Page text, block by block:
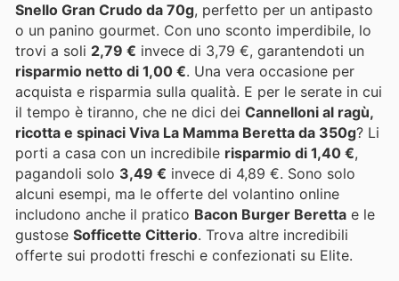
Snello Gran Crudo da 70g, perfetto per un antipasto
o un panino gourmet. Con uno sconto imperdibile, lo
trovi a soli 2,79 € invece di 3,79 €, garantendoti un
risparmio netto di 1,00 €. Una vera occasione per
acquista e risparmia sulla qualità. E per le serate in cui
il tempo è tiranno, che ne dici dei Cannelloni al ragù,
ricotta e spinaci Viva La Mamma Beretta da 350g? Li
porti a casa con un incredibile risparmio di 1,40 €,
pagandoli solo 3,49 € invece di 4,89 €. Sono solo
alcuni esempi, ma le offerte del volantino online
includono anche il pratico Bacon Burger Beretta e le
gustose Sofficette Citterio. Trova altre incredibili
offerte sui prodotti freschi e confezionati su Elite.